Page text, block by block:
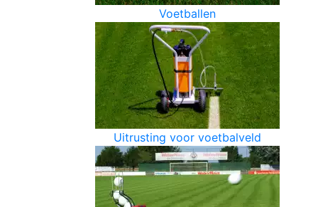
Voetballen
Uitrusting voor voetbalveld